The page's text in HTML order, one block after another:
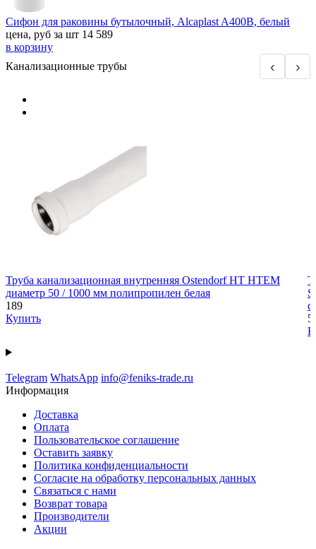
Сифон для раковины бутылочный, Alcaplast A400B, белый
цена, руб за шт 14 589
в корзину
Канализационные трубы
‹ ›
Труба канализационная внутренняя Ostendorf HT HTEM
диаметр 50 / 1000 мм полипропилен белая
189
Купить
Telegram WhatsApp info@feniks-trade.ru
Информация
Доставка
Оплата
Пользовательское соглашение
Оставить заявку
Политика конфиденциальности
Согласие на обработку персональных данных
Связаться с нами
Возврат товара
Производители
Акции